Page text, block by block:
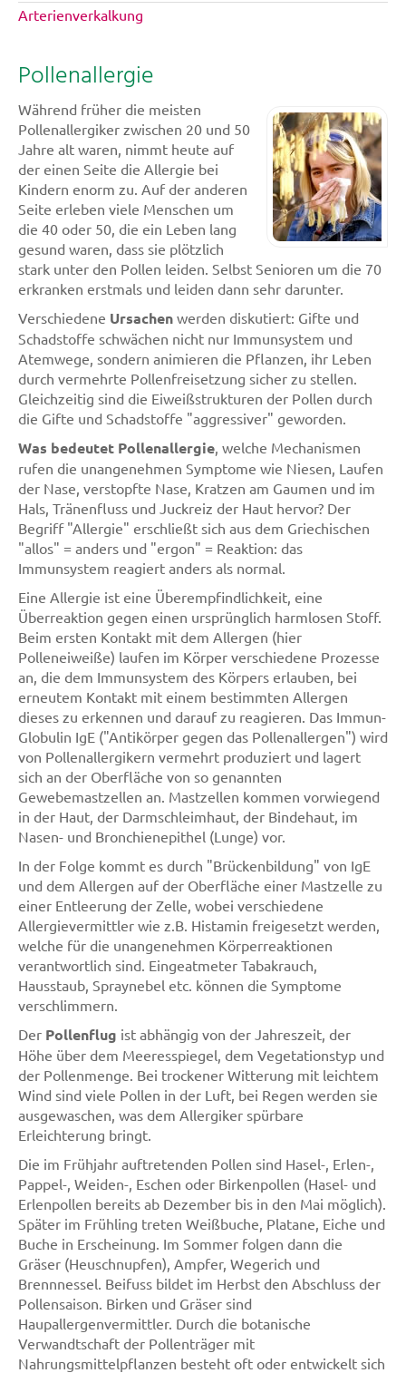
Arterienverkalkung
Pollenallergie
Während früher die meisten
Pollenallergiker zwischen 20 und 50
Jahre alt waren, nimmt heute auf
der einen Seite die Allergie bei
Kindern enorm zu. Auf der anderen
Seite erleben viele Menschen um
die 40 oder 50, die ein Leben lang
gesund waren, dass sie plötzlich
stark unter den Pollen leiden. Selbst Senioren um die 70
erkranken erstmals und leiden dann sehr darunter.
Verschiedene Ursachen werden diskutiert: Gifte und
Schadstoffe schwächen nicht nur Immunsystem und
Atemwege, sondern animieren die Pflanzen, ihr Leben
durch vermehrte Pollenfreisetzung sicher zu stellen.
Gleichzeitig sind die Eiweißstrukturen der Pollen durch
die Gifte und Schadstoffe "aggressiver" geworden.
Was bedeutet Pollenallergie, welche Mechanismen
rufen die unangenehmen Symptome wie Niesen, Laufen
der Nase, verstopfte Nase, Kratzen am Gaumen und im
Hals, Tränenfluss und Juckreiz der Haut hervor? Der
Begriff "Allergie" erschließt sich aus dem Griechischen
"allos" = anders und "ergon" = Reaktion: das
Immunsystem reagiert anders als normal.
Eine Allergie ist eine Überempfindlichkeit, eine
Überreaktion gegen einen ursprünglich harmlosen Stoff.
Beim ersten Kontakt mit dem Allergen (hier
Polleneiweiße) laufen im Körper verschiedene Prozesse
an, die dem Immunsystem des Körpers erlauben, bei
erneutem Kontakt mit einem bestimmten Allergen
dieses zu erkennen und darauf zu reagieren. Das Immun-
Globulin IgE ("Antikörper gegen das Pollenallergen") wird
von Pollenallergikern vermehrt produziert und lagert
sich an der Oberfläche von so genannten
Gewebemastzellen an. Mastzellen kommen vorwiegend
in der Haut, der Darmschleimhaut, der Bindehaut, im
Nasen- und Bronchienepithel (Lunge) vor.
In der Folge kommt es durch "Brückenbildung" von IgE
und dem Allergen auf der Oberfläche einer Mastzelle zu
einer Entleerung der Zelle, wobei verschiedene
Allergievermittler wie z.B. Histamin freigesetzt werden,
welche für die unangenehmen Körperreaktionen
verantwortlich sind. Eingeatmeter Tabakrauch,
Hausstaub, Spraynebel etc. können die Symptome
verschlimmern.
Der Pollenflug ist abhängig von der Jahreszeit, der
Höhe über dem Meeresspiegel, dem Vegetationstyp und
der Pollenmenge. Bei trockener Witterung mit leichtem
Wind sind viele Pollen in der Luft, bei Regen werden sie
ausgewaschen, was dem Allergiker spürbare
Erleichterung bringt.
Die im Frühjahr auftretenden Pollen sind Hasel-, Erlen-,
Pappel-, Weiden-, Eschen oder Birkenpollen (Hasel- und
Erlenpollen bereits ab Dezember bis in den Mai möglich).
Später im Frühling treten Weißbuche, Platane, Eiche und
Buche in Erscheinung. Im Sommer folgen dann die
Gräser (Heuschnupfen), Ampfer, Wegerich und
Brennnessel. Beifuss bildet im Herbst den Abschluss der
Pollensaison. Birken und Gräser sind
Haupallergenvermittler. Durch die botanische
Verwandtschaft der Pollenträger mit
Nahrungsmittelpflanzen besteht oft oder entwickelt sich